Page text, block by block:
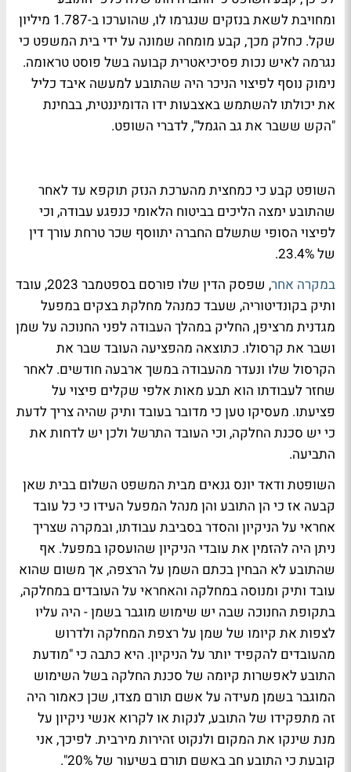
ומחויבת לשאת בנזקים שנגרמו לו, שהוערכו ב-1.787 מיליון
שקל. כחלק מכך, קבע מומחה שמונה על ידי בית המשפט כי
נגרמה לאיש נכות פסיכיאטרית קבועה בשל פוסט טראומה.
נימוק נוסף לפיצוי הניכר היה שהתובע למעשה איבד כליל
את יכולתו להשתמש באצבעות ידו הדומיננטית, בבחינת
"הקש ששבר את גב הגמל", לדברי השופט.
השופט קבע כי כמחצית מהערכת הנזק תוקפא עד לאחר
שהתובע ימצה הליכים בביטוח הלאומי כנפגע עבודה, וכי
לפיצוי הסופי שתשלם החברה יתווסף שכר טרחת עורך דין
של 23.4%.
במקרה אחר
, שפסק הדין שלו פורסם בספטמבר 2023, עובד
ותיק בקונדיטוריה, שעבד כמנהל מחלקת בצקים במפעל
מגדנית מרציפן, החליק במהלך העבודה לפני החנוכה על שמן
ושבר את קרסולו. כתוצאה מהפציעה העובד שבר את
הקרסול שלו ונעדר מהעבודה במשך ארבעה חודשים. לאחר
שחזר לעבודתו הוא תבע מאות אלפי שקלים פיצוי על
פציעתו. מעסיקו טען כי מדובר בעובד ותיק שהיה צריך לדעת
כי יש סכנת החלקה, וכי העובד התרשל ולכן יש לדחות את
התביעה.
השופטת ודאד יונס גנאים מבית המשפט השלום בבית שאן
קבעה אז כי הן התובע והן מנהל המפעל העידו כי כל עובד
אחראי על הניקיון והסדר בסביבת עבודתו, ובמקרה שצריך
ניתן היה להזמין את עובדי הניקיון שהועסקו במפעל. אף
שהתובע לא הבחין בכתם השמן על הרצפה, אך משום שהוא
עובד ותיק ומנוסה במחלקה והאחראי על העובדים במחלקה,
בתקופת החנוכה שבה יש שימוש מוגבר בשמן - היה עליו
לצפות את קיומו של שמן על רצפת המחלקה ולדרוש
מהעובדים להקפיד יותר על הניקיון. היא כתבה כי "מודעת
התובע לאפשרות קיומה של סכנת החלקה בשל השימוש
המוגבר בשמן מעידה על אשם תורם מצדו, שכן כאמור היה
זה מתפקידו של התובע, לנקות או לקרוא אנשי ניקיון על
מנת שינקו את המקום ולנקוט זהירות מירבית. לפיכך, אני
קובעת כי התובע חב באשם תורם בשיעור של 20%".